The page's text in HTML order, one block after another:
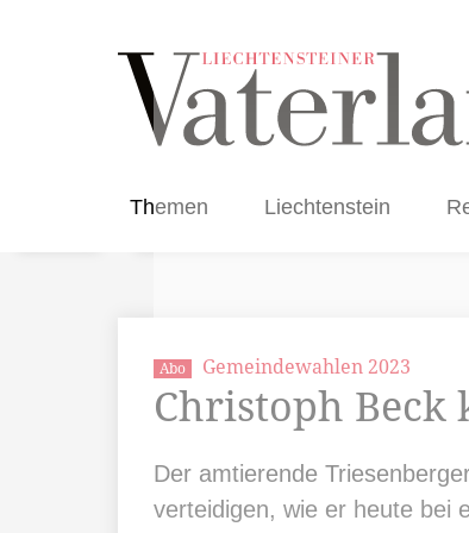
Themen Liechtenstein
Abo Gemeindewahlen 2023
Christoph
Der amtierende
verteidigen, wie er heute bei